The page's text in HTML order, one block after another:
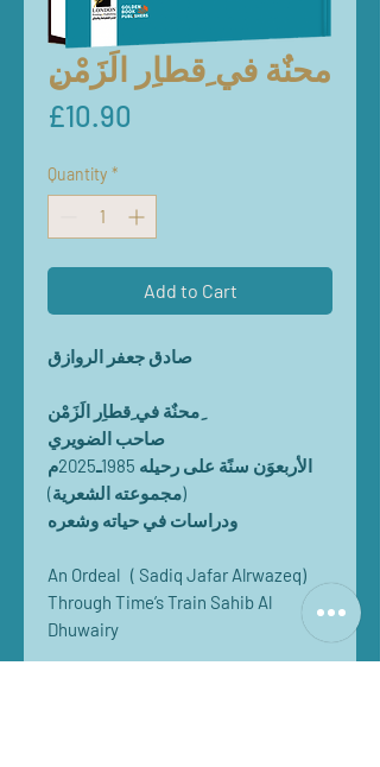
ِمحنٌة في ِقطاِر الَزَمْن
£10.90
Quantity *
Add to Cart
صادق جعفر الروازق
ِمحنٌة في ِقطاِر الَزَمْن
صاحب الضويري
الأربعوَن سنًة على رحيله 1985ـ2025م
(مجموعته الشعرية)
ودراسات في حياته وشعره
(Sadiq Jafar Alrwazeq ) An Ordeal
Through Time’s Train Sahib Al
Dhuwairy